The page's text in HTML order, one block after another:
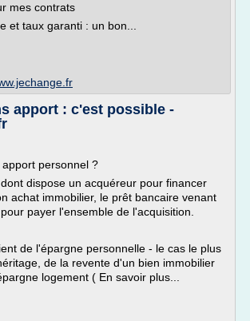
mes contrats
et taux garanti : un bon...
apport : c'est possible -
personnel ?
dispose un acquéreur pour financer
achat immobilier, le prêt bancaire venant
payer l'ensemble de l'acquisition.
de l'épargne personnelle - le cas le plus
de la revente d'un bien immobilier
logement ( En savoir plus...